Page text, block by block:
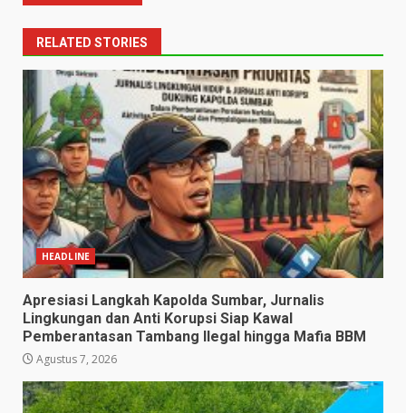
RELATED STORIES
HEADLINE
Apresiasi Langkah Kapolda Sumbar, Jurnalis
Lingkungan dan Anti Korupsi Siap Kawal
Pemberantasan Tambang Ilegal hingga Mafia BBM
Agustus 7, 2026